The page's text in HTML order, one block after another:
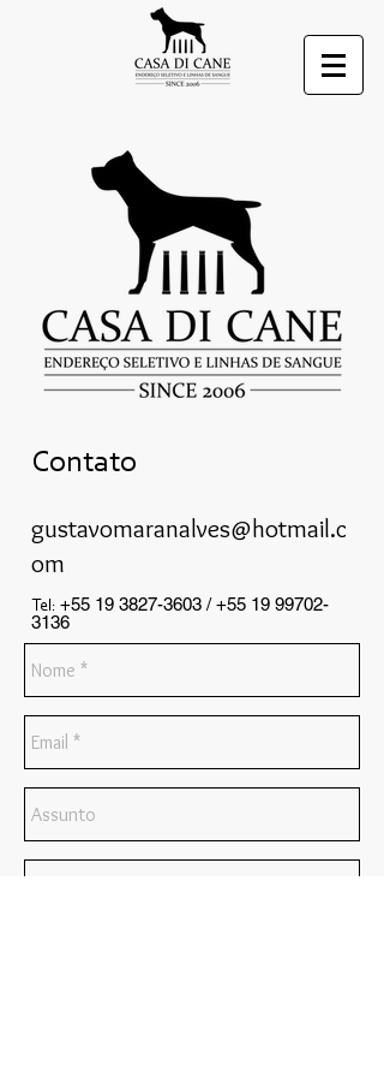
Contato
gustavomaranalves@hotmail.c
om
Tel: +55 19 3827-3603 /+55 19 99702-
3136